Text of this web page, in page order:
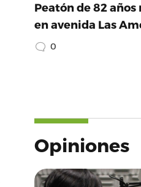
Peatón de 82
en avenida Las
0
Opiniones